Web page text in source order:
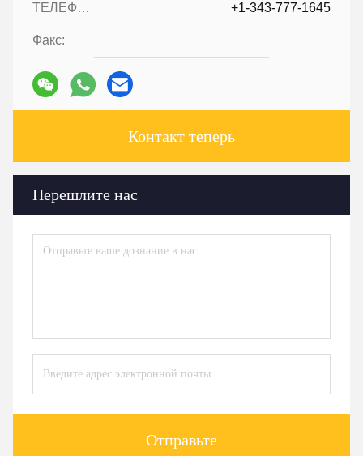
ТЕЛЕФОН:: +1-343-777-1645
Факс:
Контакт теперь
Перешлите нас
Отправьте